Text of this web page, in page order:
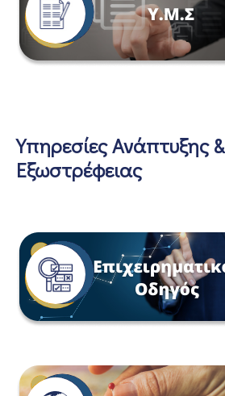
Υπηρεσίες Ανάπτυξης &
Εξωστρέφειας